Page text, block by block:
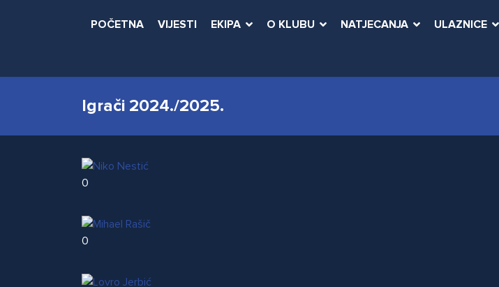
POČETNA VIJESTI EKIPA O KLUBU NATJECANJA ULAZNICE
Igrači 2024./2025.
0
0